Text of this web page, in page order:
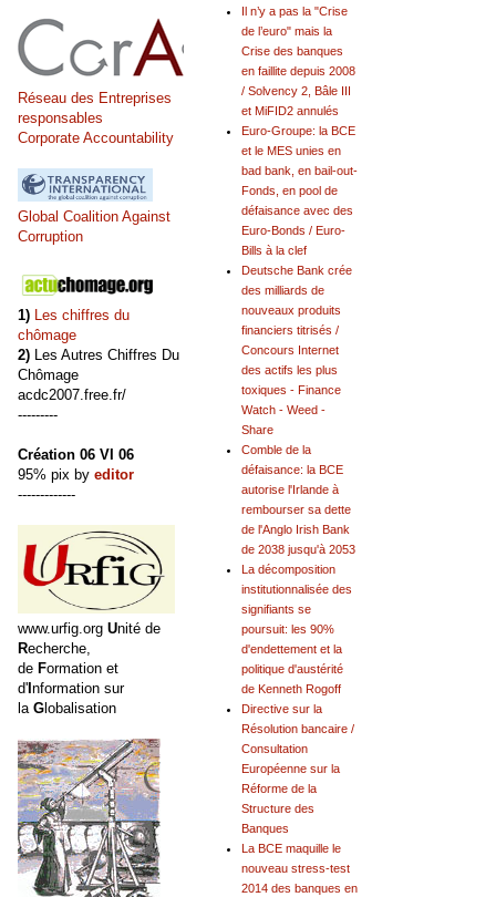
Il n’y a pas la "Crise
de l’euro" mais la
Crise des banques
en faillite depuis 2008
/ Solvency 2, Bâle III
et MiFID2 annulés
Euro-Groupe: la BCE
et le MES unies en
bad bank, en bail-out-
Fonds, en pool de
défaisance avec des
Euro-Bonds / Euro-
Bills à la clef
Deutsche Bank crée
des milliards de
nouveaux produits
financiers titrisés /
Concours Internet
des actifs les plus
toxiques - Finance
Watch - Weed -
Share
Comble de la
défaisance: la BCE
autorise l'Irlande à
rembourser sa dette
de l'Anglo Irish Bank
de 2038 jusqu'à 2053
La décomposition
institutionnalisée des
signifiants se
poursuit: les 90%
d'endettement et la
politique d'austérité
de Kenneth Rogoff
Directive sur la
Résolution bancaire /
Consultation
Européenne sur la
Réforme de la
Structure des
Banques
La BCE maquille le
nouveau stress-test
2014 des banques en
Réseau des Entreprises
responsables
Corporate Accountability
Global Coalition Against
Corruption
1) Les chiffres du
chômage
2) Les Autres Chiffres Du
Chômage
acdc2007.free.fr/
---------
Création 06 VI 06
95% pix by editor
-------------
www.urfig.org Unité de
Recherche,
de Formation et
d'Information sur
la Globalisation